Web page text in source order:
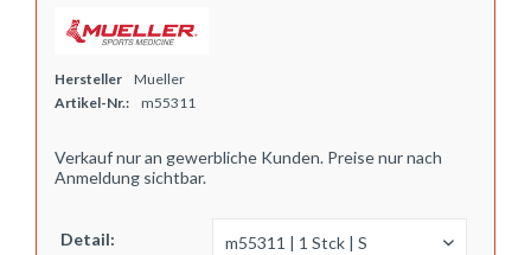
Hersteller
Mueller
Artikel-Nr.:
m55311
Verkauf nur an gewerbliche Kunden. Preise nur nach
Anmeldung sichtbar.
Detail: